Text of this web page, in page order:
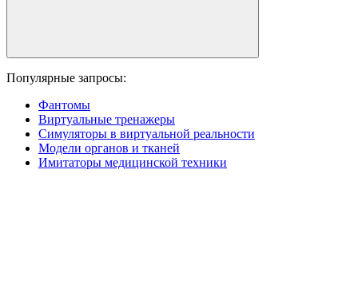
Популярные запросы:
Фантомы
Виртуальные тренажеры
Симуляторы в виртуальной реальности
Модели органов и тканей
Имитаторы медицинской техники